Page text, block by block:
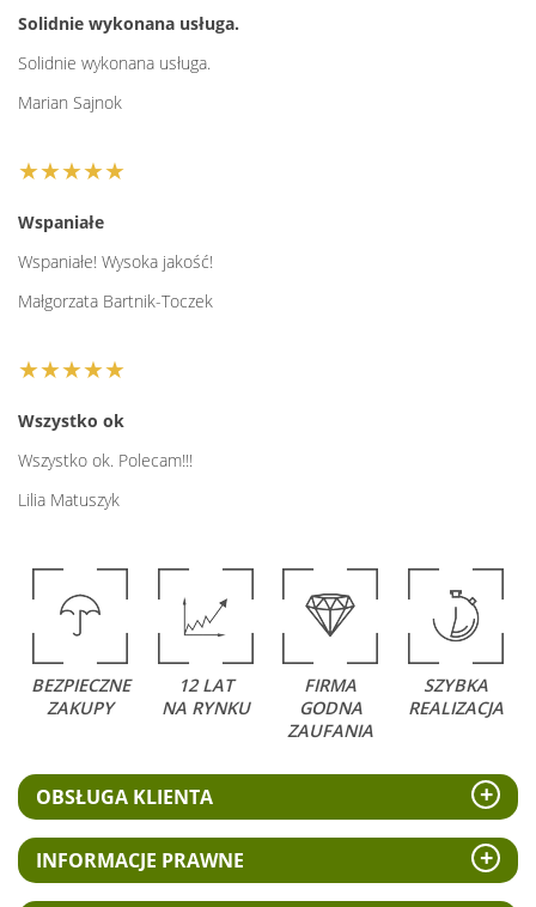
Solidnie wykonana usługa.
Solidnie wykonana usługa.
Marian Sajnok
★★★★★
Wspaniałe
Wspaniałe! Wysoka jakość!
Małgorzata Bartnik-Toczek
★★★★★
Wszystko ok
Wszystko ok. Polecam!!!
Lilia Matuszyk
BEZPIECZNE
ZAKUPY
12 LAT
NA RYNKU
FIRMA
GODNA
ZAUFANIA
SZYBKA
REALIZACJA
OBSŁUGA KLIENTA
INFORMACJE PRAWNE